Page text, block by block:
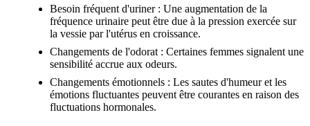
Besoin fréquent d'uriner : Une augmentation de la
fréquence urinaire peut être due à la pression exercée sur
la vessie par l'utérus en croissance.
Changements de l'odorat : Certaines femmes signalent une
sensibilité accrue aux odeurs.
Changements émotionnels : Les sautes d'humeur et les
émotions fluctuantes peuvent être courantes en raison des
fluctuations hormonales.